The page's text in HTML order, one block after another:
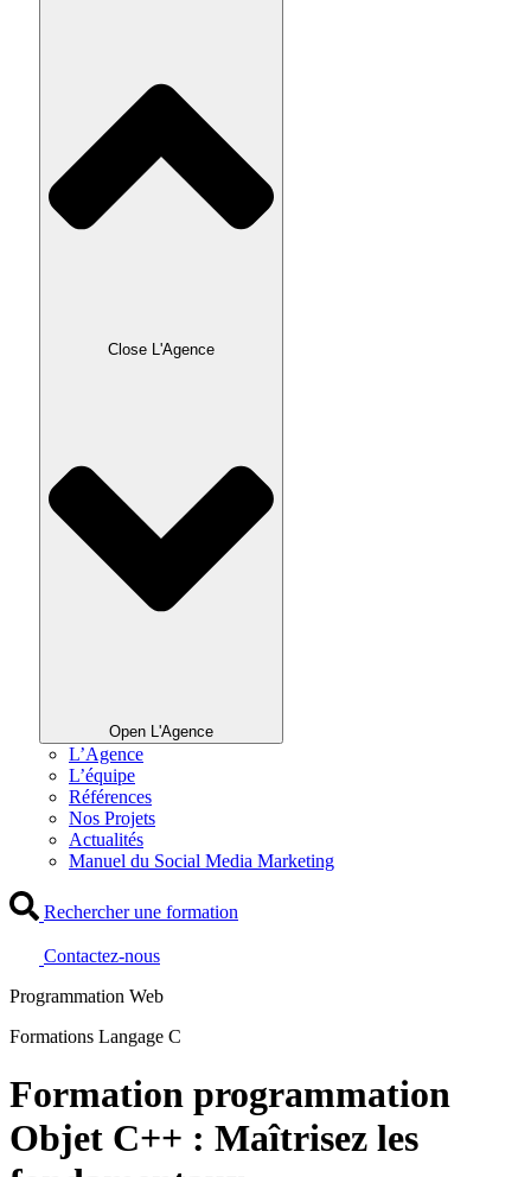
Close L'Agence
Open L'Agence
L’Agence
L’équipe
Références
Nos Projets
Actualités
Manuel du Social Media Marketing
Rechercher une formation
Contactez-nous
Programmation Web
Formations Langage C
Formation programmation
Objet C++ : Maîtrisez les